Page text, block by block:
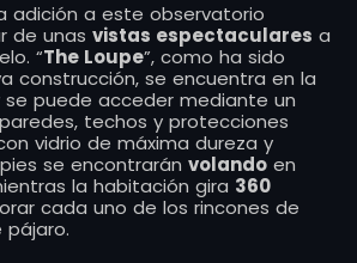
adición a este observatorio
de unas vistas espectaculares a
“The Loupe”, como ha sido
construcción, se encuentra en la
puede acceder mediante un
techos y protecciones
vidrio de máxima dureza y
se encontrarán volando en
la habitación gira 360
cada uno de los rincones de